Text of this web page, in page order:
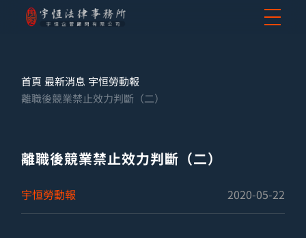
首頁 最新消息 宇恒勞動報
離職後競業禁止效力判斷（二）
離職後競業禁止效力判斷（二）
宇恒勞動報 2020-05-22